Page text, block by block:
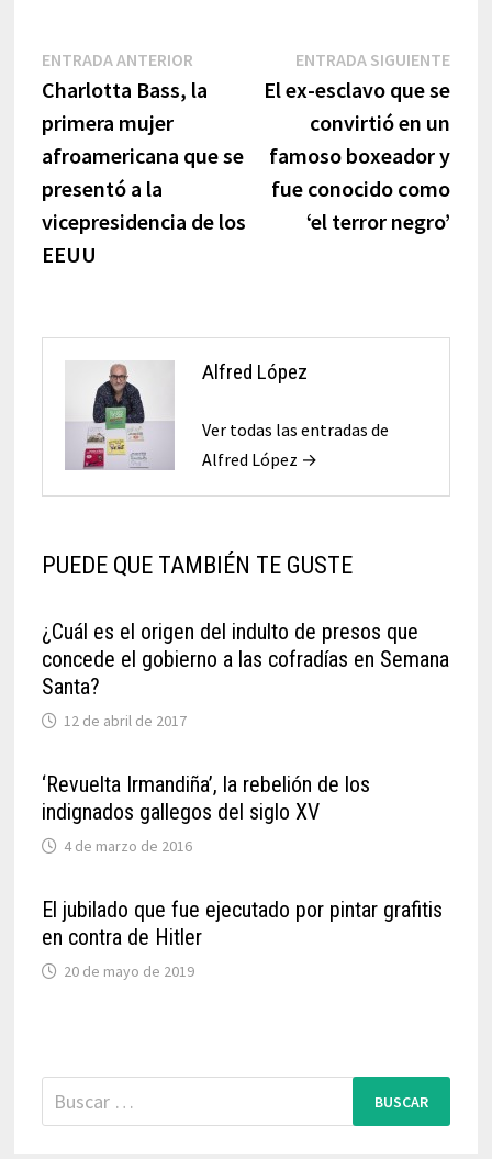
Navegación
de
entradas
ENTRADA ANTERIOREntrada
anterior:
Charlotta Bass, la
primera mujer
afroamericana que se
presentó a la
vicepresidencia de los
EEUU
ENTRADA SIGUIENTE
El ex-esclavo que se
convirtió en un
famoso boxeador y
fue conocido como
‘el terror negro’
Alfred López
Ver todas las entradas de
Alfred López →
PUEDE QUE TAMBIÉN TE GUSTE
¿Cuál es el origen del indulto de presos que
concede el gobierno a las cofradías en Semana
Santa?
12 de abril de 2017
‘Revuelta Irmandiña’, la rebelión de los
indignados gallegos del siglo XV
4 de marzo de 2016
El jubilado que fue ejecutado por pintar grafitis
en contra de Hitler
20 de mayo de 2019
Buscar: